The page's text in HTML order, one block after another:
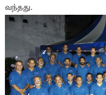
வந்தது.